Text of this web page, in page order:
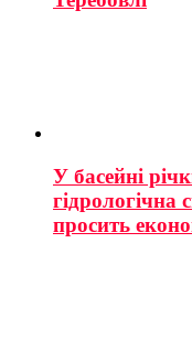
У басейні
гідрологічна
просить